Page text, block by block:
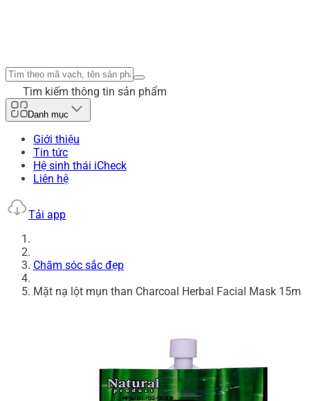
Tìm kiếm thông tin sản phẩm
Danh mục
Giới thiệu
Tin tức
Hệ sinh thái iCheck
Liên hệ
Tải app
Chăm sóc sắc đẹp
Mặt nạ lột mụn than Charcoal Herbal Facial Mask 15m